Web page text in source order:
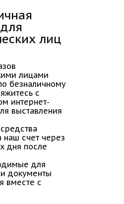
лиц
лицами
безналичному
с
интернет-
выставления
наш счет через
дня после
для
документы
вместе с